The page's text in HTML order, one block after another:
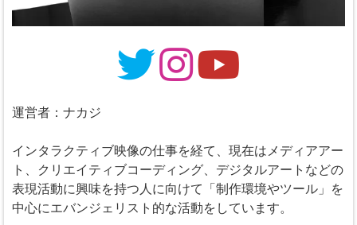
運営者：ナカジ
インタラクティブ映像の仕事を経て、現在はメディアアー
ト、クリエイティブコーディング、デジタルアートなどの
表現活動に興味を持つ人に向けて「制作環境やツール」を
中心にエバンジェリスト的な活動をしています。